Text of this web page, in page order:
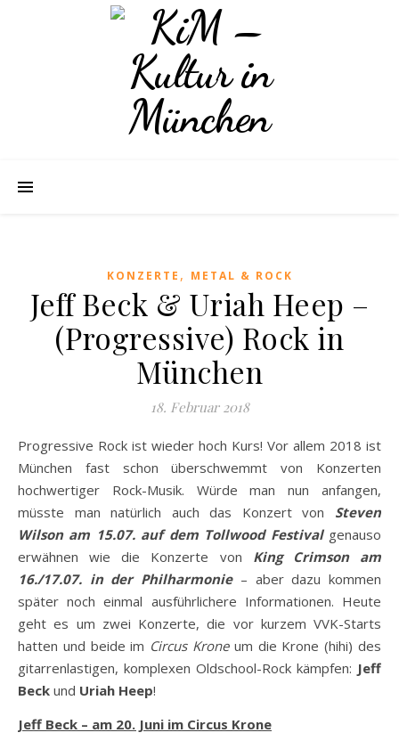
KONZERTE , METAL & ROCK
Jeff Beck & Uriah Heep –
(Progressive) Rock in
München
18. Februar 2018
Progressive Rock ist wieder hoch Kurs! Vor allem 2018 ist
München fast schon überschwemmt von Konzerten
hochwertiger Rock-Musik. Würde man nun anfangen,
müsste man natürlich auch das Konzert von Steven
Wilson am 15.07. auf dem Tollwood Festivalgenauso
erwähnen wie die Konzerte von King Crimson am
16./17.07. in der Philharmonie– aber dazu kommen
später noch einmal ausführlichere Informationen. Heute
geht es um zwei Konzerte, die vor kurzem VVK-Starts
hatten und beide im Circus Kroneum die Krone (hihi) des
gitarrenlastigen, komplexen Oldschool-Rock kämpfen: Jeff
Beck und Uriah Heep!
Jeff Beck – am 20. Juni im Circus Krone